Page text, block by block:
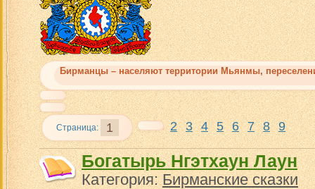
Бирманцы – населяют территории Мьянмы,
Страница: 1 2 3 4 5 6 7 8 9
Богатырь Нгэтхаун Лаун
Категория:Бирманские сказки